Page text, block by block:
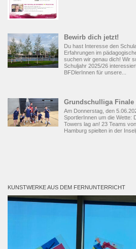
Bewirb dich jetzt!
Du hast Interesse den
Erfahrungen im
suchen wir genau dich! Wir
Schuljahr 2025/26
BFDlerInnen für unsere...
Grundschulliga Finale
Am Donnerstag, den
SportlerInnen um die Wette:
Towers lag an! 23 Teams
Hamburg spielten in der
KUNSTWERKE AUS DEM FERNUNTERRICHT